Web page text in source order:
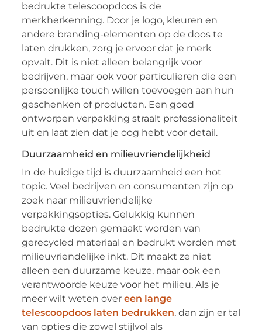
bedrukte telescoopdoos is de
merkherkenning. Door je logo, kleuren en
andere branding-elementen op de doos te
laten drukken, zorg je ervoor dat je merk
opvalt. Dit is niet alleen belangrijk voor
bedrijven, maar ook voor particulieren die een
persoonlijke touch willen toevoegen aan hun
geschenken of producten. Een goed
ontworpen verpakking straalt professionaliteit
uit en laat zien dat je oog hebt voor detail.
Duurzaamheid en milieuvriendelijkheid
In de huidige tijd is duurzaamheid een hot
topic. Veel bedrijven en consumenten zijn op
zoek naar milieuvriendelijke
verpakkingsopties. Gelukkig kunnen
bedrukte dozen gemaakt worden van
gerecycled materiaal en bedrukt worden met
milieuvriendelijke inkt. Dit maakt ze niet
alleen een duurzame keuze, maar ook een
verantwoorde keuze voor het milieu. Als je
meer wilt weten over een lange
telescoopdoos laten bedrukken, dan zijn er tal
van opties die zowel stijlvol als